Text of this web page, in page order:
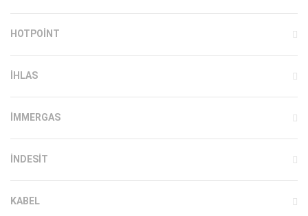
HOTPOINT
IHLAS
İMMERGAS
INDESIT
KABEL